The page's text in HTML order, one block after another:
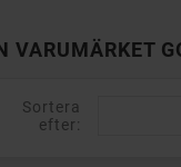
VARUMÄRKET
Sortera
efter: